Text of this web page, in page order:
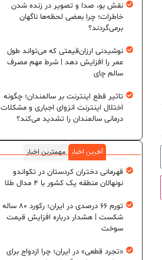
نقش بو، صدا و تصویر در زنده شدن
خاطرات؛ چرا بعضی لحظه‌ها ناگهان
برمی‌گردند؟
نوشیدنی ارزان‌قیمتی که می‌تواند طول
عمر را افزایش دهد | شرط مهم مصرف
سالم چای
تاثیر قطع اینترنت بر سالمندان؛ چگونه
اختلال اینترنت انزوای اجباری و مشکلات
درمانی سالمندان را تشدید می‌کند؟
آخرین اخبار
مهمترین اخبار
قهرمانی دختران کردستان در تکواندو
نونهالان منطقه یک کشور با ۴ مدال طلا
تورم ۶۶ درصدی در ایران؛ رکورد ۸۰ ساله
شکست | هشدار درباره افزایش قیمت
سوخت
«تجرد قطعی» در ایران؛ چرا ازدواج برای